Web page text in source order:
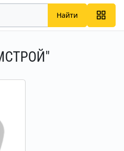
Найти